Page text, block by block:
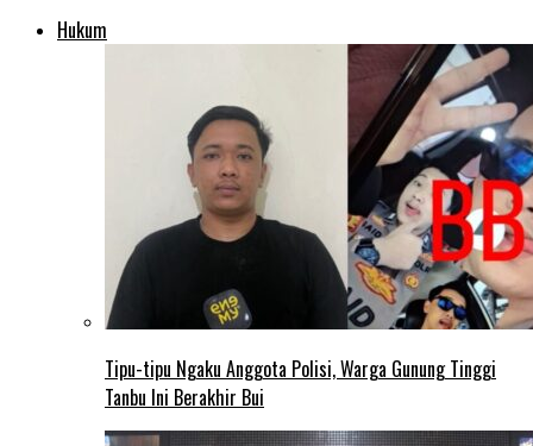
Hukum
Tipu-tipu Ngaku Anggota Polisi, Warga Gunung Tinggi
Tanbu Ini Berakhir Bui